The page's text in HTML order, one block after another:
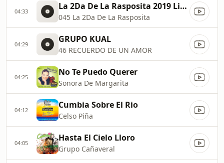
04:33 La 2Da De La Rasposita 2019 Limpia Gpo Cumbia Nova
045 La 2Da De La Rasposita
04:29 GRUPO KUAL
46 RECUERDO DE UN AMOR
04:25 No Te Puedo Querer
Sonora De Margarita
04:12 Cumbia Sobre El Rio
Celso Piña
04:05 Hasta El Cielo Lloro
Grupo Cañaveral